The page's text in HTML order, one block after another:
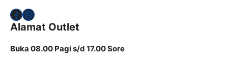
Facebook
Instagram
Alamat Outlet
Buka 08.00 Pagi s/d 17.00 Sore